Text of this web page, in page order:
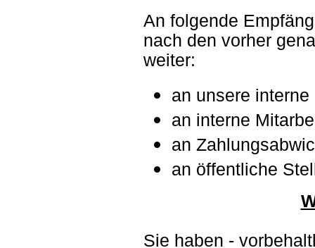
An folgende
nach den vorher
weiter:
an unsere interne
an interne
an
an öffentliche
Sie haben -